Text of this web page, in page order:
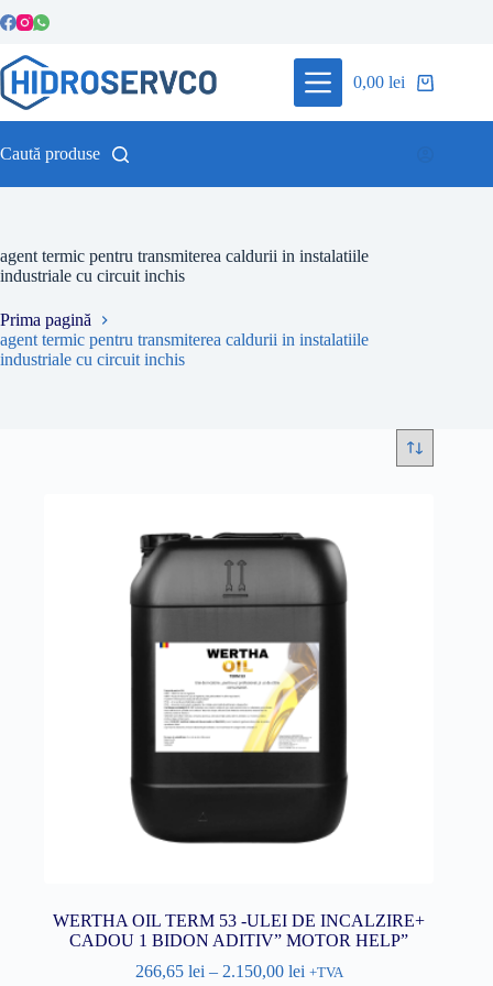
la
Coș
0,00lei
Caută produse
agent termic pentru transmiterea caldurii in instalatiile
industriale cu circuit inchis
Prima pagină
agent termic pentru transmiterea caldurii in instalatiile
industriale cu circuit inchis
WERTHA OIL TERM 53 -ULEI DE INCALZIRE+
CADOU 1 BIDON ADITIV” MOTOR HELP”
266,65 lei – 2.150,00 lei +TVA